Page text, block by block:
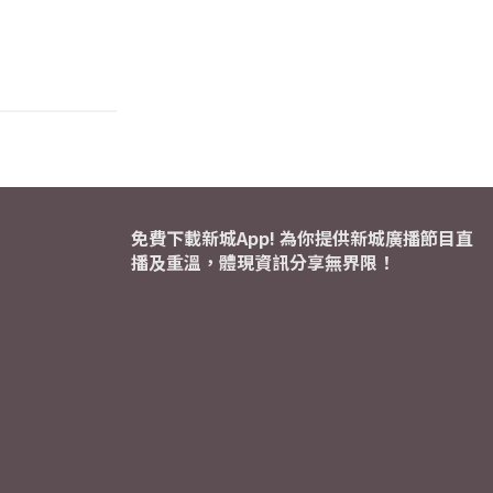
免費下載新城App! 為你提供新城廣播節目直
播及重溫，體現資訊分享無界限！